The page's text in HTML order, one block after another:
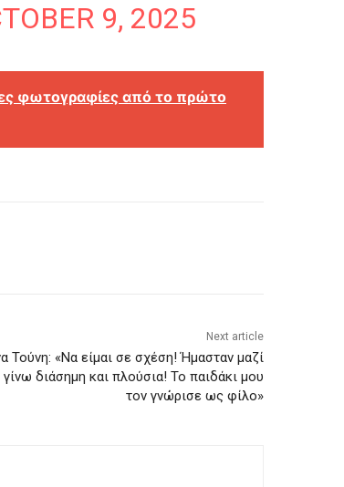
9, 2025
φωτογραφίες από το πρώτο
Next article
Τούνη: «Να είμαι σε σχέση! Ήμασταν μαζί
γίνω διάσημη και πλούσια! Το παιδάκι μου
τον γνώρισε ως φίλο»